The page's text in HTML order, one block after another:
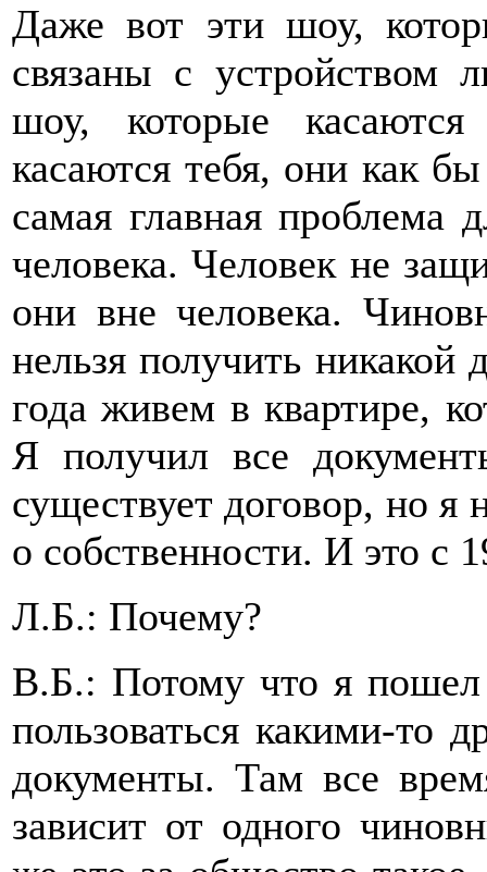
Даже вот эти шоу,
связаны с устройством
шоу, которые
касаются тебя, они как
самая главная проблема
человека. Человек не
они вне человека.
нельзя получить
года живем в квартире,
Я получил все
существует договор, но я
о собственности. И это с
Л.Б.: Почему?
В.Б.: Потому что я
пользоваться какими-то
документы. Там все
зависит от одного